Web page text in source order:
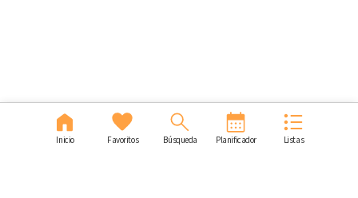
Inicio Favoritos Búsqueda Planificador Listas